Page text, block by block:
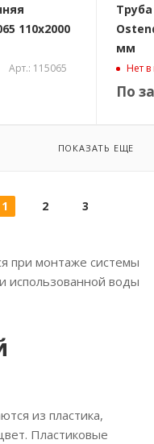
110x2000
Арт.: 115065
мм
Нет
По
ПОКАЗАТЬ ЕЩЕ
1 2 3
при монтаже системы
использованной воды
из пластика,
Пластиковые